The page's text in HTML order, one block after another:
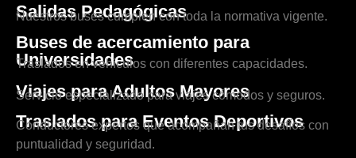
Salidas Pedagógicas
Nuestros buses cumplen con toda la normativa vigente.
Buses de acercamiento para
Universidades
Traslados en vehículos con diferentes capacidades.
Viajes para Adultos Mayores
Servicio especializado para viajes cómodos y seguros.
Traslados para Eventos Deportivos
Conductores expertos que acompañan tus desafíos con
puntualidad y seguridad.